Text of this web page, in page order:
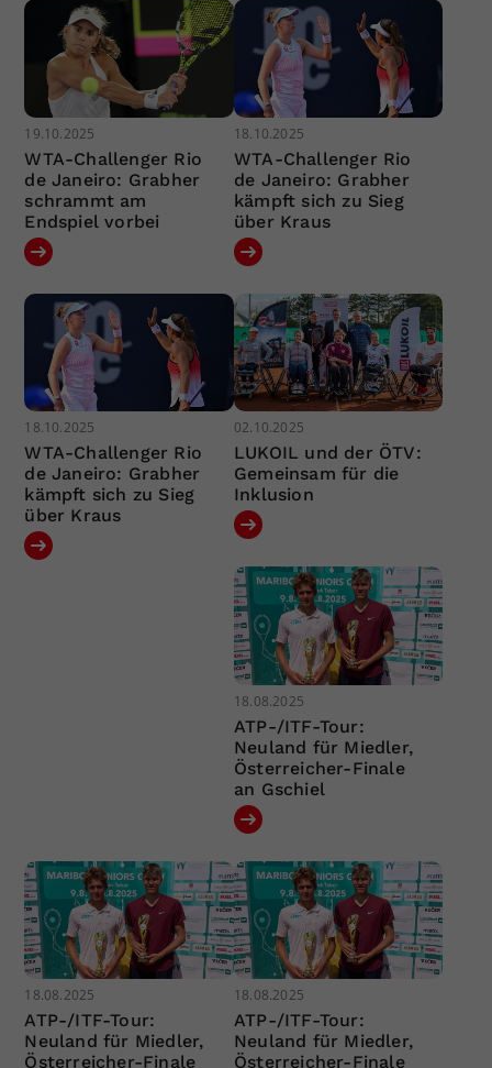
19.10.2025
WTA-Challenger Rio
de Janeiro: Grabher
schrammt am
Endspiel vorbei
18.10.2025
WTA-Challenger Rio
de Janeiro: Grabher
kämpft sich zu Sieg
über Kraus
18.10.2025
WTA-Challenger Rio
de Janeiro: Grabher
kämpft sich zu Sieg
über Kraus
02.10.2025
LUKOIL und der ÖTV:
Gemeinsam für die
Inklusion
18.08.2025
ATP-/ITF-Tour:
Neuland für Miedler,
Österreicher-Finale
an Gschiel
18.08.2025
ATP-/ITF-Tour:
Neuland für Miedler,
Österreicher-Finale
18.08.2025
ATP-/ITF-Tour:
Neuland für Miedler,
Österreicher-Finale